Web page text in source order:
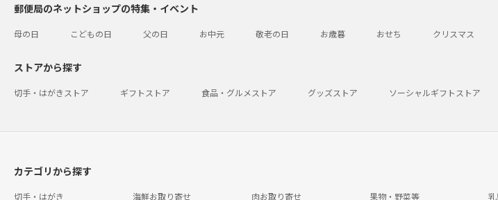
郵便局のネットショップの特集・イベント
母の日 こどもの日 父の日 お中元 敬老の日 お歳暮 おせち クリスマス
ストアから探す
切手・はがきストア ギフトストア 食品・グルメストア グッズストア ソーシャルギフトストア
カテゴリから探す
切手・はがき 海鮮お取り寄せ 肉お取り寄せ 果物・野菜等